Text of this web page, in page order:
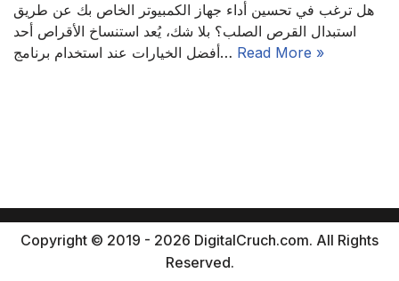
هل ترغب في تحسين أداء جهاز الكمبيوتر الخاص بك عن طريق
استبدال القرص الصلب؟ بلا شك، يُعد استنساخ الأقراص أحد
أفضل الخيارات عند استخدام برنامج… Read More »
Copyright © 2019 - 2026 DigitalCruch.com. All Rights
Reserved.